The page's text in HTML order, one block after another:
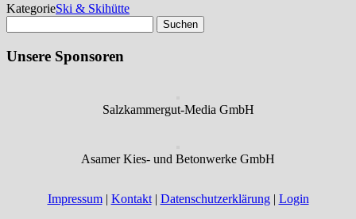
KategorieSki & Skihütte
nach:
Unsere Sponsoren
Salzkammergut-Media GmbH
Asamer Kies- und Betonwerke GmbH
Impressum| Kontakt| Datenschutzerklärung| Login